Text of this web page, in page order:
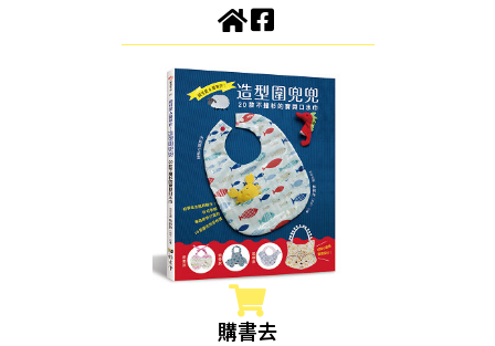
購書去